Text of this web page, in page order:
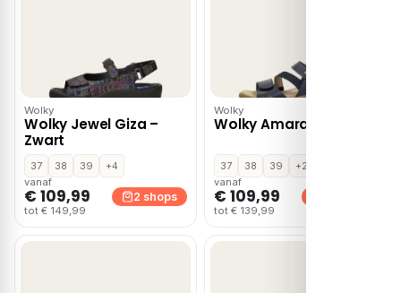
Wolky
Wolky Jewel Giza –
Zwart
37 38 39
+4
vanaf
€ 109,99
tot € 149,99
2 shops
Wolky
Wolky Amara – Blauw
37 38 39
+2
vanaf
€ 109,99
tot € 139,99